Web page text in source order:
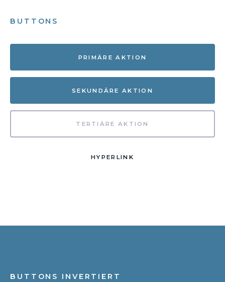
BUTTONS
PRIMÄRE AKTION
SEKUNDÄRE AKTION
TERTIÄRE AKTION
HYPERLINK
BUTTONS INVERTIERT